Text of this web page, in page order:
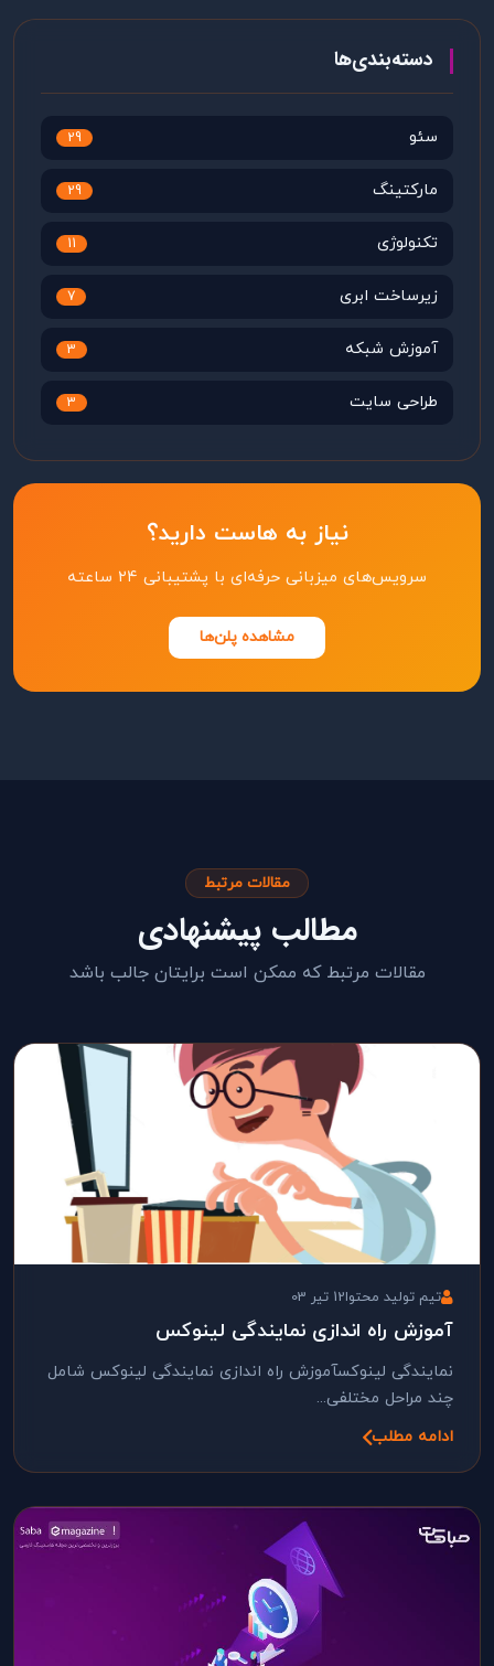
دسته‌بندی‌ها
سئو 29
مارکتینگ 29
تکنولوژی 11
زیرساخت ابری 7
آموزش شبکه 3
طراحی سایت 3
نیاز به هاست دارید؟
سرویس‌های میزبانی حرفه‌ای با پشتیبانی ۲۴ ساعته
مشاهده پلن‌ها
مقالات مرتبط
مطالب پیشنهادی
مقالات مرتبط که ممکن است برایتان جالب باشد
تیم تولید محتوا12 تیر 03
آموزش راه اندازی نمایندگی لینوکس
نمایندگی لینوکسآموزش راه اندازی نمایندگی لینوکس شامل
چند مراحل مختلفی...
ادامه مطلب